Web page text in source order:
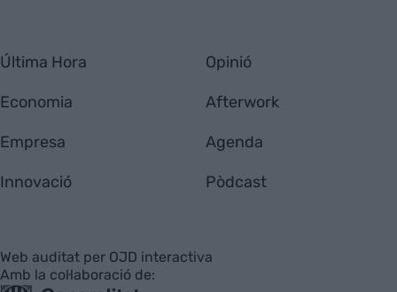
Última Hora
Economia
Empresa
Innovació
Opinió
Afterwork
Agenda
Pòdcast
Web auditat per OJD interactiva
Amb la col·laboració de: